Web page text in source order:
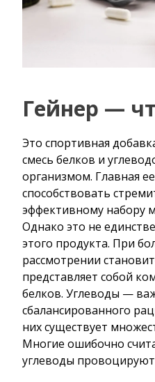
Гейнер —
Это спортивная
смесь белков и
организмом. Главная
способствовать
эффективному набору
Однако это не
этого продукта. При
рассмотрении
представляет собой
белков. Углеводы —
сбалансированного
них существует
Многие ошибочно
углеводы